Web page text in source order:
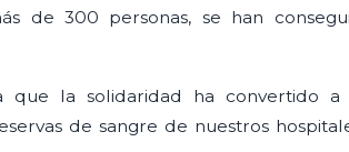
de 300 personas, se han
la solidaridad ha convertido a
de sangre de nuestros